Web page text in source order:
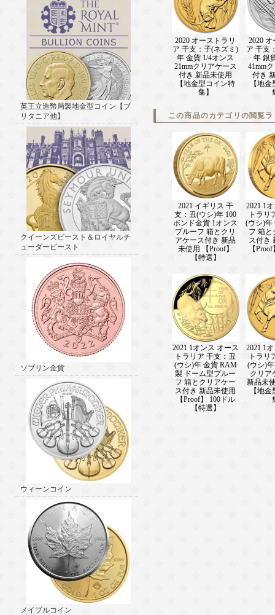
英王立造幣局製地金型コイン【ブ
リタニア他】
クイーンズビースト＆ロイヤルチ
ューダービースト
ソブリン金貨
ウィーンコイン
メイプルコイン
2020 オーストラリ
ア 干支：子(ネズミ)
年 金貨 1/4オンス
21mmクリアケース
付き 新品未使用
【地金型コイン特
集】
2020
ア 干支
年 銀
41mm
付き
【地
この商品のカテゴリの閲覧
2021 イギリス 干
支：丑(ウシ)年 100
ポンド金貨 1オンス
プルーフ 箱とクリ
アケース付き 新品
未使用 【Proof】
【特選】
2021 1
トラリ
(ウシ)年
フ 箱と
ス付き
【
2021 1オンス オース
トラリア 干支：丑
(ウシ)年 金貨 RAM
製 ドーム型プルー
フ 箱とクリアケー
ス付き 新品未使用
【Proof】 100ドル
【特選】
2021 1
トラリ
(ウシ)
クリア
新品未
【地